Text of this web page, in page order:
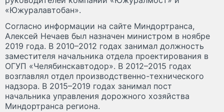
«Южуралавтобан».
Согласно информации на сайте Миндортранса,
Алексей Нечаев был назначен министром в ноябре
2019 года. В 2010–2012 годах занимал должность
заместителя начальника отдела проектирования в
ОГУП «Челябинскавтодор». В 2012–2015 годах
возглавлял отдел производственно-технического
надзора. В 2015–2019 годах занимал пост
начальника управления дорожного хозяйства
Миндортранса региона.